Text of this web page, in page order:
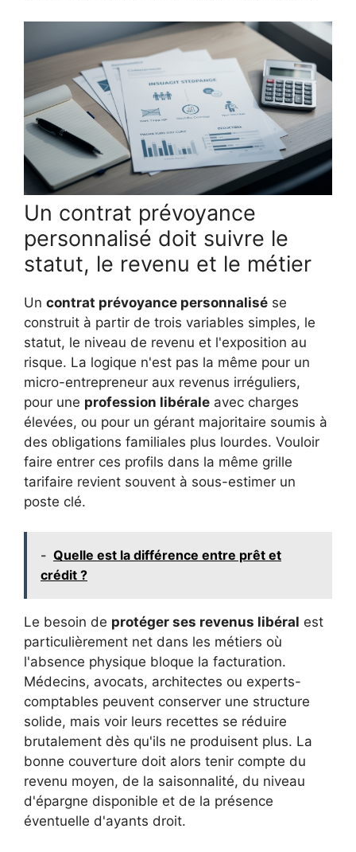
Un contrat prévoyance
personnalisé doit suivre le
statut, le revenu et le métier
Un contrat prévoyance personnalisé se
construit à partir de trois variables simples, le
statut, le niveau de revenu et l'exposition au
risque. La logique n'est pas la même pour un
micro-entrepreneur aux revenus irréguliers,
pour une profession libérale avec charges
élevées, ou pour un gérant majoritaire soumis à
des obligations familiales plus lourdes. Vouloir
faire entrer ces profils dans la même grille
tarifaire revient souvent à sous-estimer un
poste clé.
- Quelle est la différence entre prêt et
crédit ?
Le besoin de protéger ses revenus libéral est
particulièrement net dans les métiers où
l'absence physique bloque la facturation.
Médecins, avocats, architectes ou experts-
comptables peuvent conserver une structure
solide, mais voir leurs recettes se réduire
brutalement dès qu'ils ne produisent plus. La
bonne couverture doit alors tenir compte du
revenu moyen, de la saisonnalité, du niveau
d'épargne disponible et de la présence
éventuelle d'ayants droit.